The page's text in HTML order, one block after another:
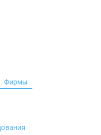
Фирмы